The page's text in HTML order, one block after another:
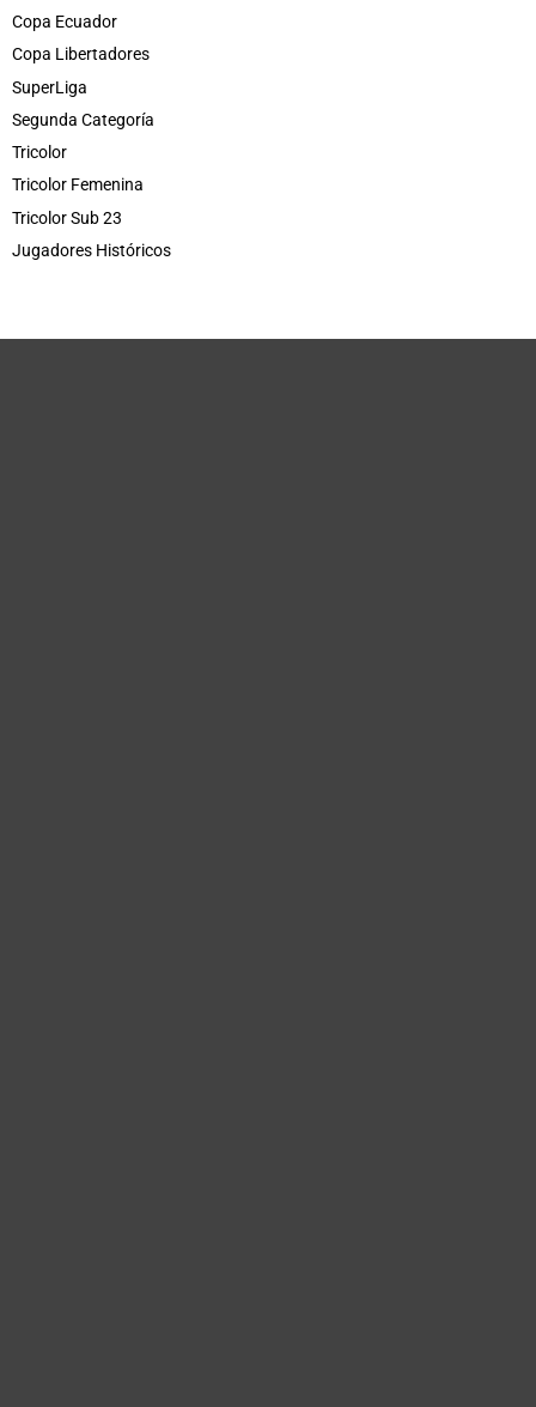
Copa Ecuador
Copa Libertadores
SuperLiga
Segunda Categoría
Tricolor
Tricolor Femenina
Tricolor Sub 23
Jugadores Históricos